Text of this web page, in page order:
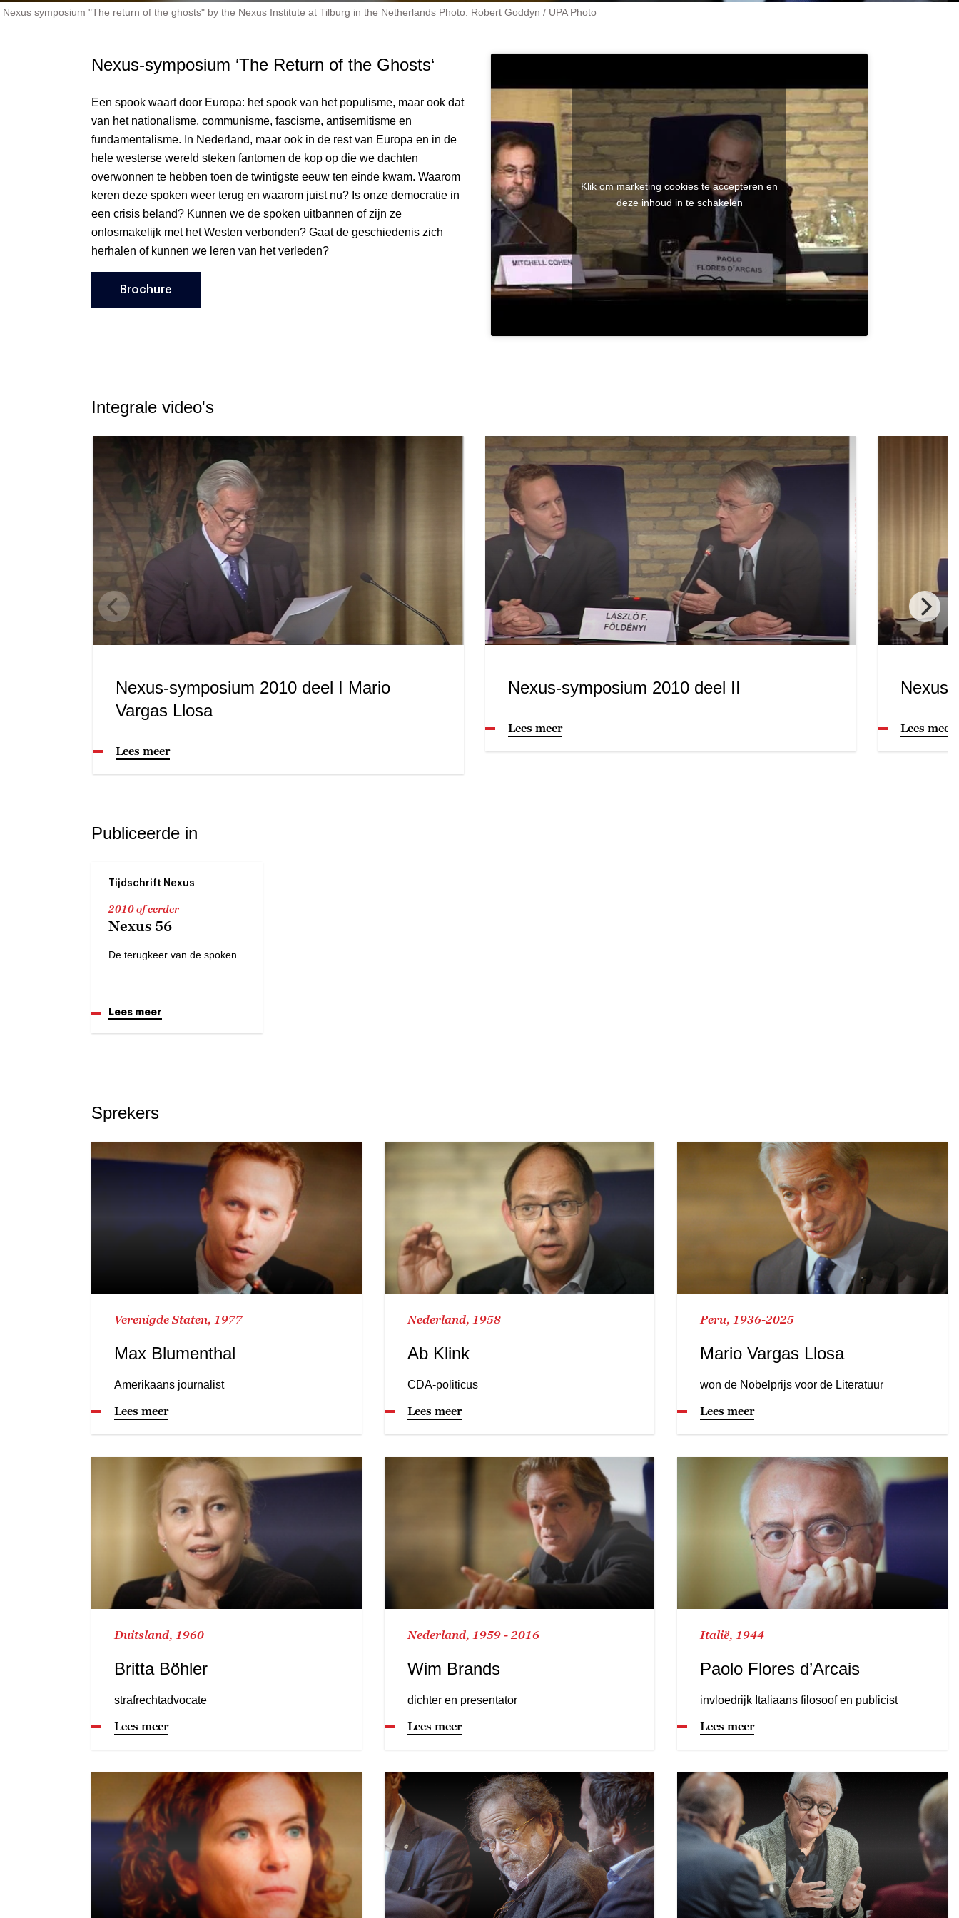
Nexus symposium "The return of the ghosts" by the Nexus Institute at Tilburg in the Netherlands Photo: Robert Goddyn / UPA Photo
Nexus-symposium ‘The Return of the Ghosts‘
Een spook waart door Europa: het spook van het populisme, maar ook dat
van het nationalisme, communisme, fascisme, antisemitisme en
fundamentalisme. In Nederland, maar ook in de rest van Europa en in de
hele westerse wereld steken fantomen de kop op die we dachten
overwonnen te hebben toen de twintigste eeuw ten einde kwam. Waarom
keren deze spoken weer terug en waarom juist nu? Is onze democratie in
een crisis beland? Kunnen we de spoken uitbannen of zijn ze
onlosmakelijk met het Westen verbonden? Gaat de geschiedenis zich
herhalen of kunnen we leren van het verleden?
Brochure
Klik om marketing cookies te accepteren en
deze inhoud in te schakelen
Integrale video's
Nexus-symposium 2010 deel I Mario
Vargas Llosa
Lees meer
Nexus-symposium 2010 deel II
Lees meer Lees meer
Publiceerde in
Tijdschrift Nexus
2010 of eerder
Nexus 56
De terugkeer van de spoken
Lees meer
Sprekers
Verenigde Staten, 1977
Max Blumenthal
Amerikaans journalist
Lees meer
Nederland, 1958
Ab Klink
CDA-politicus
Lees meer
Peru, 1936-2025
Mario Vargas Llosa
won de Nobelprijs voor de Literatuur
Lees meer
Duitsland, 1960
Britta Böhler
strafrechtadvocate
Lees meer
Nederland, 1959 - 2016
Wim Brands
dichter en presentator
Lees meer
Italië, 1944
Paolo Flores d’Arcais
invloedrijk Italiaans filosoof en publicist
Lees meer